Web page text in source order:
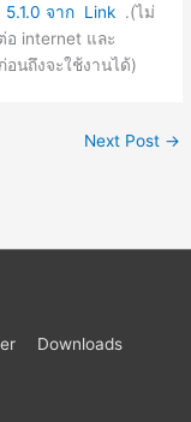
5.1.0 จาก Link .(ไม่
อ internet และ
นถึงจะใช้งานได้)
Next Post →
Downloads